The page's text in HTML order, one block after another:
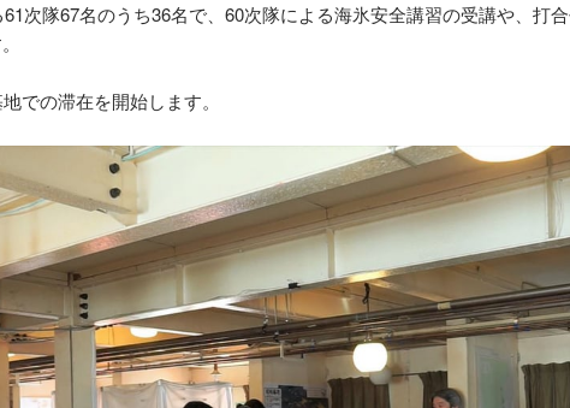
61次隊67名のうち36名で、 60次隊による海氷安全講習の受講や、打
での滞在を開始します。